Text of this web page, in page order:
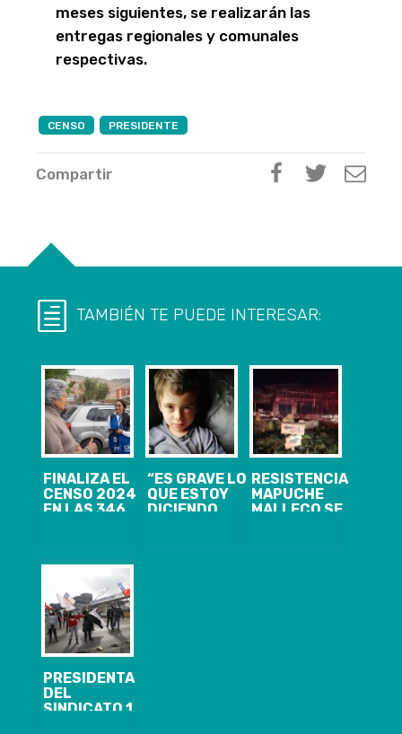
meses siguientes, se realizarán las
entregas regionales y comunales
respectivas.
CENSO PRESIDENTE
Compartir
TAMBIÉN TE PUEDE INTERESAR:
FINALIZA EL
CENSO 2024
EN LAS 346
“ES GRAVE LO
QUE ESTOY
DICIENDO,
RESISTENCIA
MAPUCHE
MALLECO SE
PRESIDENTA
DEL
SINDICATO 1